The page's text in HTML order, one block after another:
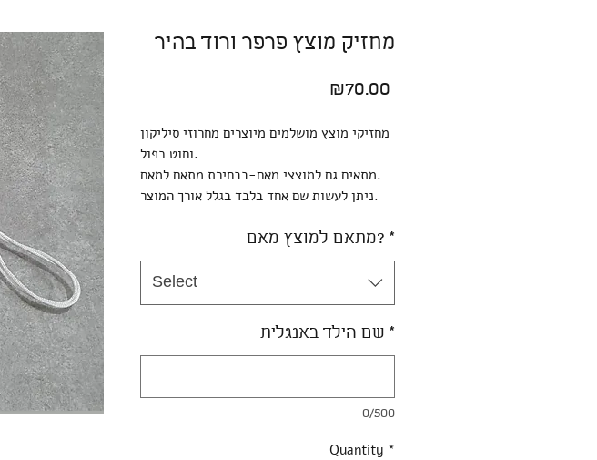
מחזיק מוצץ פרפר ורוד בהיר
₪70.00
מחזיקי מוצץ מושלמים מיוצרים מחרוזי סיליקון
וחוט כפול.
מתאים גם למוצצי מאם-בבחירת מתאם למאם.
ניתן לעשות שם אחד בלבד בגלל אורך המוצר.
מתאם למוצץ מאם? *
Select
שם הילד באנגלית *
0/500
Quantity *